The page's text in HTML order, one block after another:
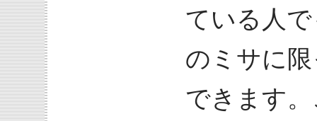
ている人
のミサに
できます